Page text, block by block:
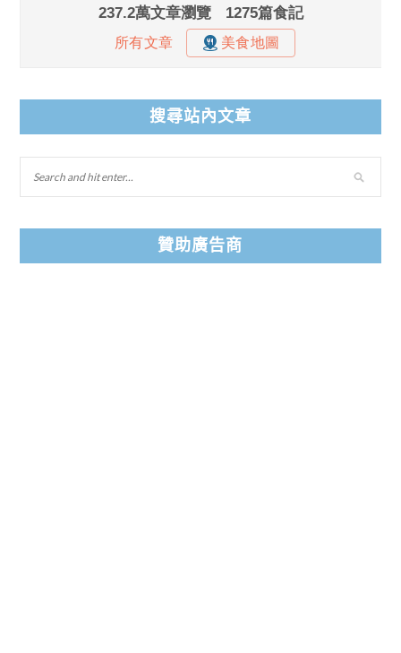
搜尋站內文章
贊助廣告商